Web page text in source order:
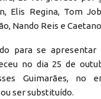
Elis Regina, Tom
Nando Reis e
para se apresentar
no dia 25 de
Guimarães, no
ser substituído.